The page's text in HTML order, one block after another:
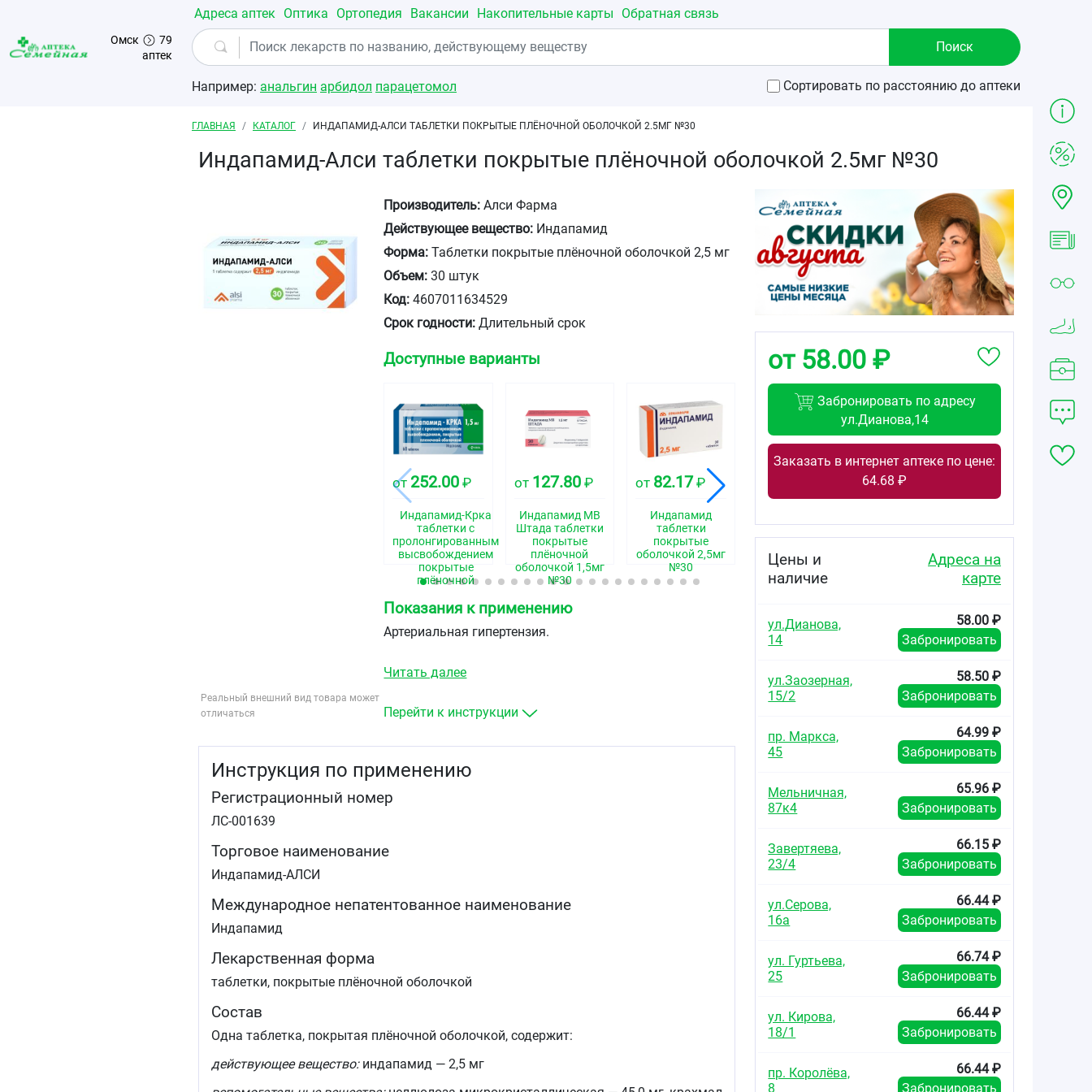
Перейти к основному содержанию
Омск
79
аптек
Адреса аптек Оптика Ортопедия Вакансии Накопительные карты Обратная связь
Например: анальгин арбидол парацетомол Сортировать по расстоянию до аптеки
Строка навигации
ГЛАВНАЯ КАТАЛОГ ИНДАПАМИД-АЛСИ ТАБЛЕТКИ ПОКРЫТЫЕ ПЛЁНОЧНОЙ ОБОЛОЧКОЙ 2.5МГ №30
Индапамид-Алси таблетки покрытые плёночной оболочкой 2.5мг №30
Реальный внешний вид товара может
отличаться
Производитель: Алси Фарма
Действующее вещество: Индапамид
Форма: Таблетки покрытые плёночной оболочкой 2,5 мг
Объем: 30 штук
Код: 4607011634529
Срок годности: Длительный срок
Доступные варианты
от 252.00 ₽
Индапамид-Крка
таблетки с
пролонгированным
высвобождением
покрытые
плёночной
№60
от 127.80₽
Индапамид МВ
Штада таблетки
покрытые
плёночной
оболочкой 1,5мг
№30
от 82.17₽
Индапамид
таблетки
покрытые
оболочкой 2,5мг
№30
таблетки
покрытые
плёночной
оболочкой 2,5мг
№30
от 98.94
таблетки 2,5мг
№30
Показания к применению
Артериальная гипертензия.
Читать далее
Перейти к инструкции
Инструкция по применению
Регистрационный номер
ЛС-001639
Торговое наименование
Индапамид-АЛСИ
Международное непатентованное наименование
Индапамид
Лекарственная форма
таблетки, покрытые плёночной оболочкой
Состав
Одна таблетка, покрытая плёночной оболочкой, содержит:
действующее вещество:индапамид — 2,5 мг
от 58.00 ₽
Забронировать по адресу
ул.Дианова,14
Заказать в интернет аптеке по цене:
64.68 ₽
Цены и
наличие
Адреса на
карте
ул.Дианова,
14
58.00 ₽
Забронировать
ул.Заозерная,
15/2
58.50 ₽
Забронировать
пр. Маркса,
45
64.99 ₽
Забронировать
Мельничная,
87к4
65.96 ₽
Забронировать
Завертяева,
23/4
66.15 ₽
Забронировать
ул.Серова,
16а
66.44 ₽
Забронировать
ул. Гуртьева,
25
66.74 ₽
Забронировать
ул. Кирова,
18/1
66.44 ₽
Забронировать
пр. Королёва,
8
66.44 ₽
Забронировать